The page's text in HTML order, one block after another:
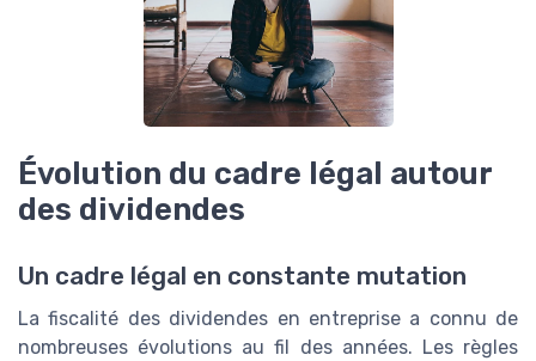
Évolution du cadre légal autour
des dividendes
Un cadre légal en constante mutation
La fiscalité des dividendes en entreprise a connu de
nombreuses évolutions au fil des années. Les règles